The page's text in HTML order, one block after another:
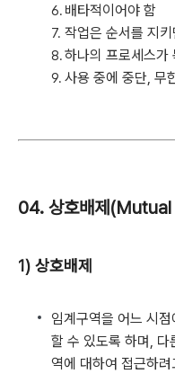
배타적이어야 함
작업은 순서를 지
하나의 프로세스가
사용 중에 중단, 무
04. 상호배제
1) 상호배제
임계구역을 어느 시
할 수 있도록 하며, 다
역에 대하여 접근하